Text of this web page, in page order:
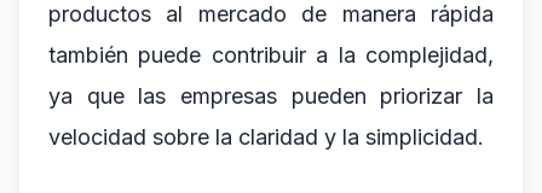
productos al mercado de manera rápida
también puede contribuir a la complejidad,
ya que las empresas pueden priorizar la
velocidad sobre la claridad y la simplicidad.